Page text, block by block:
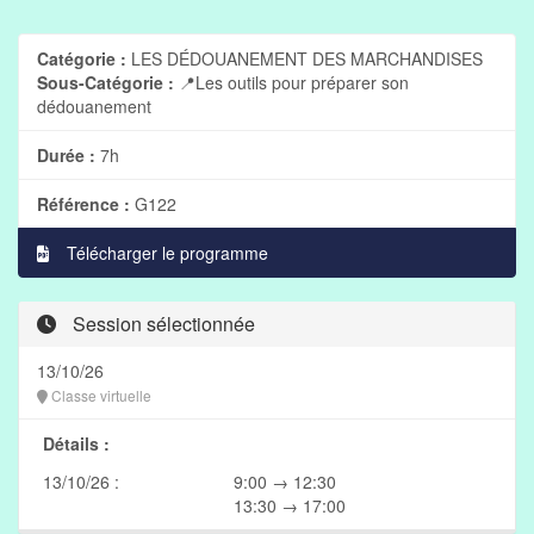
Catégorie : LES DÉDOUANEMENT DES MARCHANDISES
Sous-Catégorie : 📍Les outils pour préparer son
dédouanement
Durée : 7h
Référence : G122
Télécharger le programme
Session sélectionnée
13/10/26
Classe virtuelle
Détails :
13/10/26 :
9:00 → 12:30
13:30 → 17:00